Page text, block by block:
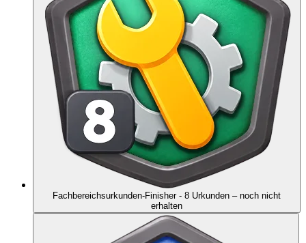
Fachbereichsurkunden-Finisher - 8 Urkunden – noch nicht
erhalten